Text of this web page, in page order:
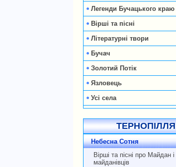
Легенди Бучацького краю
Вірші та пісні
Літературні твори
Бучач
Золотий Потік
Язловець
Усі села
ТЕРНОПІЛЛЯ
Небесна Сотня
Вірші та пісні про Майдан і
майданівців